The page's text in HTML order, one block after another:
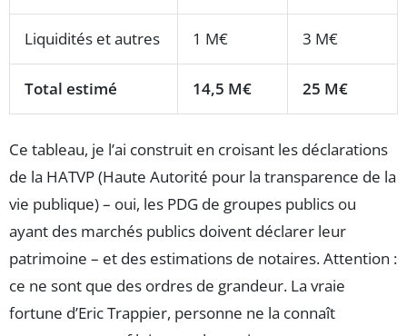
Liquidités et autres 1 M€ 3 M€
Total estimé 14,5 M€ 25 M€
Ce tableau, je l’ai construit en croisant les déclarations
de la HATVP (Haute Autorité pour la transparence de la
vie publique) – oui, les PDG de groupes publics ou
ayant des marchés publics doivent déclarer leur
patrimoine – et des estimations de notaires. Attention :
ce ne sont que des ordres de grandeur. La vraie
fortune d’Eric Trappier, personne ne la connaît